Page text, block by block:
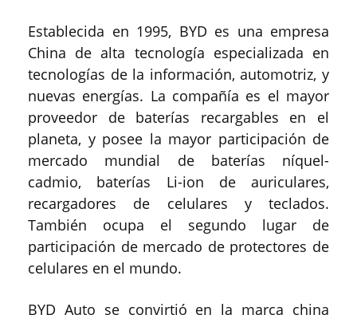
Establecida en 1995, BYD es una empresa
China de alta tecnología especializada en
tecnologías de la información, automotriz, y
nuevas energías. La compañía es el mayor
proveedor de baterías recargables en el
planeta, y posee la mayor participación de
mercado mundial de baterías níquel-
cadmio, baterías Li-ion de auriculares,
recargadores de celulares y teclados.
También ocupa el segundo lugar de
participación de mercado de protectores de
celulares en el mundo.
BYD Auto se convirtió en la marca china